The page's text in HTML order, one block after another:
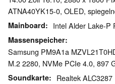
ATNA40YK15-0, OLED,
Mainboard Intel Alder Lake-P
Massenspeicher
Samsung PM9A1a
M.2 2280, NVMe PCIe 4.0, 897
Soundkarte Realtek ALC3287